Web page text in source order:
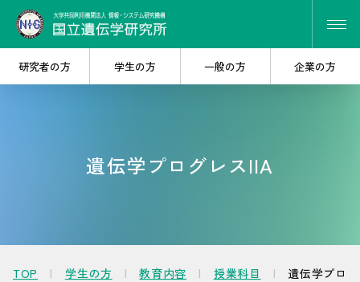
探したい
学びたい
知りたい
考えたい
研究者の方 学生の方 一般の方 企業の方
遺伝学プログレスIIA
TOP 学生の方 教育内容 授業科目
遺伝学プロ